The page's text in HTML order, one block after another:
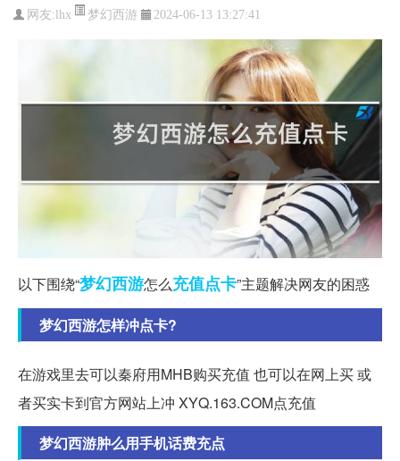
网友: lhx 梦幻西游 2024-06-13 13:27:41
以下围绕“梦幻西游怎么充值点卡”主题解决网友的困惑
梦幻西游怎样冲点卡?
在游戏里去可以秦府用MHB购买充值 也可以在网上买 或
者买实卡到官方网站上冲 XYQ.163.COM点充值
梦幻西游肿么用手机话费充点